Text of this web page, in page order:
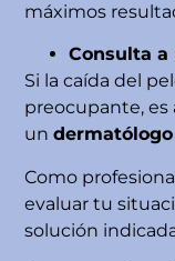
máximos
Consulta a
Si la caída del
preocupante, es
un
Como
evaluar tu
solución